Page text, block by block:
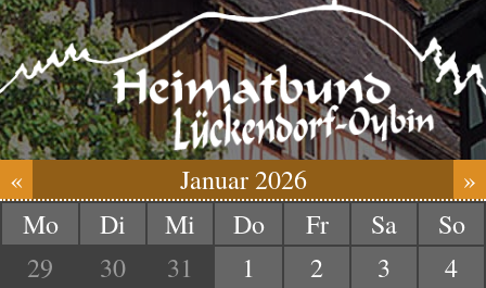
« Januar 2026
»
Mo
Di Mi Do Fr Sa
So
29
30 31 1 2 3
4